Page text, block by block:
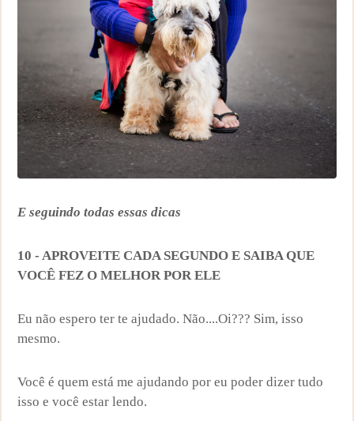
E seguindo todas essas dicas
10 - APROVEITE CADA SEGUNDO E SAIBA QUE
VOCÊ FEZ O MELHOR POR ELE
Eu não espero ter te ajudado. Não....Oi??? Sim, isso
mesmo.
Você é quem está me ajudando por eu poder dizer tudo
isso e você estar lendo.